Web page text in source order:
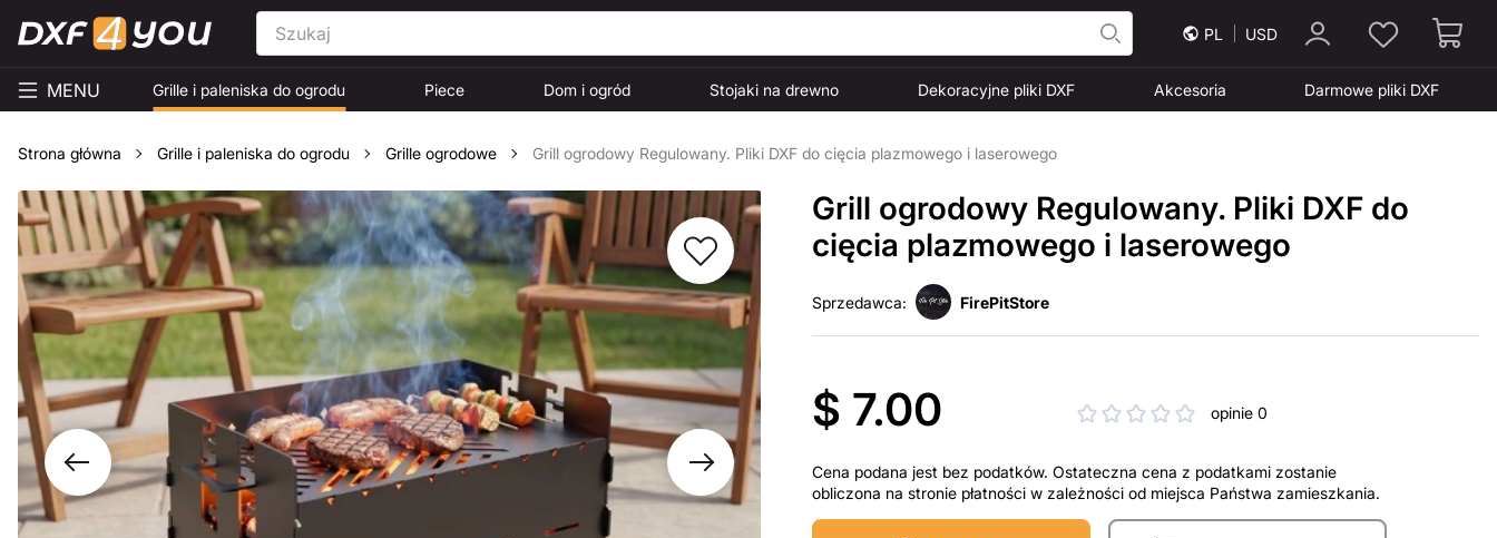
PL USD
MENU Grille i paleniska do ogrodu Piece Dom i ogród Stojaki na drewno Dekoracyjne pliki DXF Akcesoria Darmowe pliki DXF
Strona główna Grille i paleniska do ogrodu Grille ogrodowe Grill ogrodowy Regulowany. Pliki DXF do cięcia plazmowego i laserowego
Grill ogrodowy Regulowany. Pliki DXF do
cięcia plazmowego i laserowego
Sprzedawca: FirePitStore
$ 7.00 opinie 0
Cena podana jest bez podatków. Ostateczna cena z podatkami zostanie
obliczona na stronie płatności w zależności od miejsca Państwa zamieszkania.